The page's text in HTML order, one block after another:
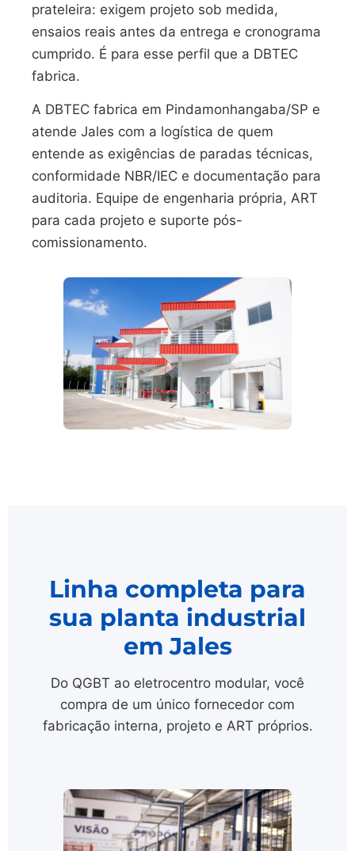
prateleira: exigem projeto sob medida,
ensaios reais antes da entrega e cronograma
cumprido. É para esse perfil que a DBTEC
fabrica.
A DBTEC fabrica em Pindamonhangaba/SP e
atende Jales com a logística de quem
entende as exigências de paradas técnicas,
conformidade NBR/IEC e documentação para
auditoria. Equipe de engenharia própria, ART
para cada projeto e suporte pós-
comissionamento.
Linha completa para
sua planta industrial
em Jales
Do QGBT ao eletrocentro modular, você
compra de um único fornecedor com
fabricação interna, projeto e ART próprios.